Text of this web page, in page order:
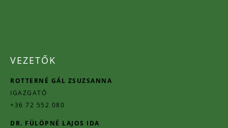
VEZETŐK
ROTTERNÉ GÁL ZSUZSANNA
IGAZGATÓ
+36 72 552 080
DR. FÜLÖPNÉ LAJOS IDA